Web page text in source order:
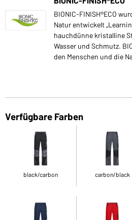
BIONIC-FINISH®ECO
Natur entwickelt
hauchdünne kristalline
Wasser und Schmutz.
den Menschen und die
Verfügbare Farben
black/carbon carbon/black